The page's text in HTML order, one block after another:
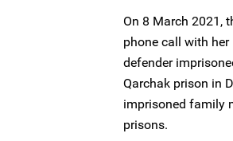
On 8 March 2021,
phone call with
defender
Qarchak prison in
imprisoned family
prisons.